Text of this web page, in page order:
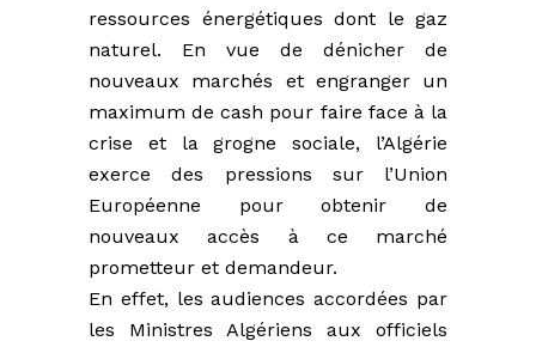
ressources énergétiques dont le gaz
naturel. En vue de dénicher de
nouveaux marchés et engranger un
maximum de cash pour faire face à la
crise et la grogne sociale, l’Algérie
exerce des pressions sur l’Union
Européenne pour obtenir de
nouveaux accès à ce marché
prometteur et demandeur.
En effet, les audiences accordées par
les Ministres Algériens aux officiels